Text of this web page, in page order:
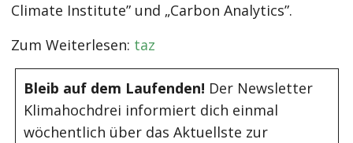
Climate Institute” und „Carbon Analytics”.
Zum Weiterlesen: taz
Bleib auf dem Laufenden! Der Newsletter
Klimahochdrei informiert dich einmal
wöchentlich über das Aktuellste zur